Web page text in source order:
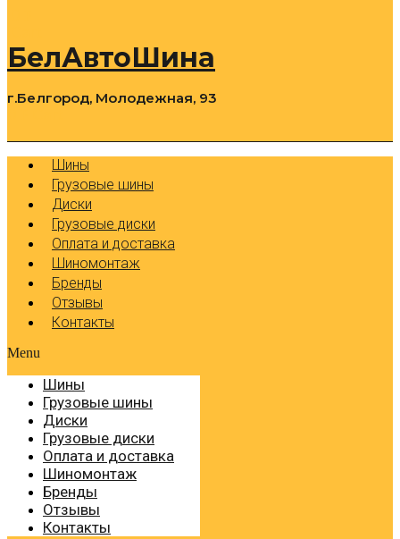
БелАвтоШина
г.Белгород, Молодежная, 93
Шины
Грузовые шины
Диски
Грузовые диски
Оплата и доставка
Шиномонтаж
Бренды
Отзывы
Контакты
Menu
Шины
Грузовые шины
Диски
Грузовые диски
Оплата и доставка
Шиномонтаж
Бренды
Отзывы
Контакты